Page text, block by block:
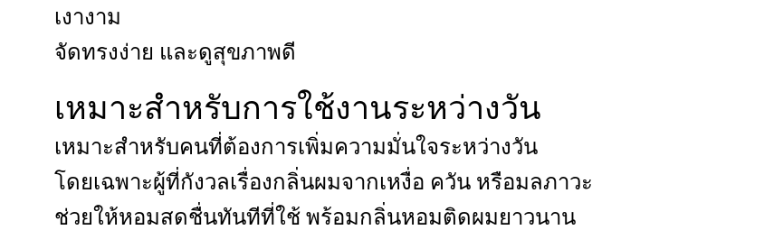
เงางาม
จัดทรงง่าย และดูสุขภาพดี
เหมาะสำหรับการใช้งานระหว่างวัน
เหมาะสำหรับคนที่ต้องการเพิ่มความมั่นใจระหว่างวัน
โดยเฉพาะผู้ที่กังวลเรื่องกลิ่นผมจากเหงื่อ ควัน หรือมลภาวะ
ช่วยให้หอมสดชื่นทันทีที่ใช้ พร้อมกลิ่นหอมติดผมยาวนาน